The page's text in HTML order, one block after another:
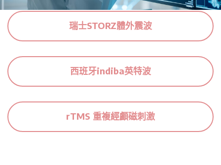
瑞士STORZ體外震波
西班牙indiba英特波
rTMS 重複經顱磁刺激